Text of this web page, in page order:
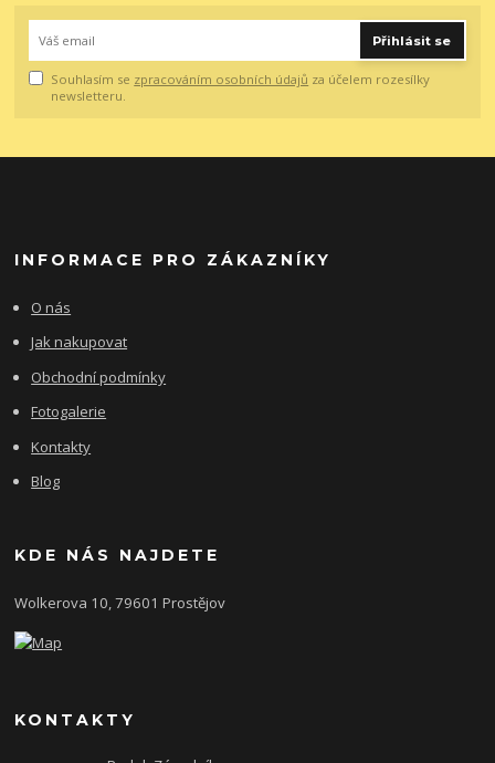
Přihlásit se
Souhlasím se zpracováním osobních údajů za účelem rozesílky
newsletteru.
INFORMACE PRO ZÁKAZNÍKY
O nás
Jak nakupovat
Obchodní podmínky
Fotogalerie
Kontakty
Blog
KDE NÁS NAJDETE
Wolkerova 10, 79601 Prostějov
KONTAKTY